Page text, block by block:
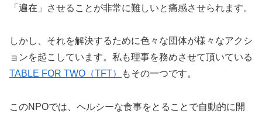
「遍在」させることが非常に難しいと痛感させられます。
しかし、それを解決するために色々な団体が様々なアクシ
ョンを起こしています。私も理事を務めさせて頂いている
TABLE FOR TWO（TFT）
もその一つです。
このNPOでは、ヘルシーな食事をとることで自動的に開